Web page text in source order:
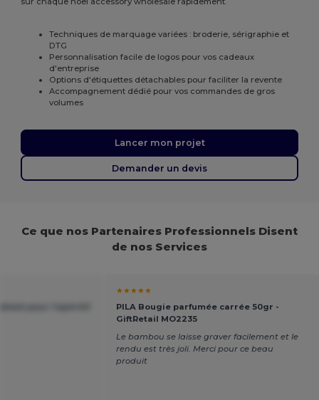
Techniques de marquage variées : broderie, sérigraphie et
DTG
Personnalisation facile de logos pour vos cadeaux
d'entreprise
Options d'étiquettes détachables pour faciliter la revente
Accompagnement dédié pour vos commandes de gros
volumes
Lancer mon projet
Demander un devis
Ce que nos Partenaires Professionnels Disent
de nos Services
★★★★★
PILA Bougie parfumée carrée 50gr -
GiftRetail MO2235
Le bambou se laisse graver facilement et le
rendu est très joli. Merci pour ce beau
produit